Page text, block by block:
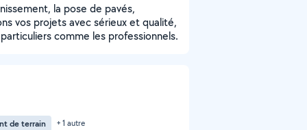
la pose de pavés,
vos projets avec sérieux et qualité,
comme les professionnels.
de terrain + 1 autre